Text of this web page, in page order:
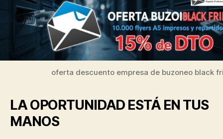
oferta descuento empresa de buzoneo black
LA OPORTUNIDAD ESTÁ EN TUS
MANOS